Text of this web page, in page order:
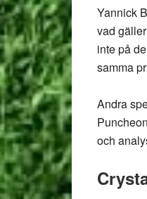
Yannick
vad
inte på
samma
Andra
och